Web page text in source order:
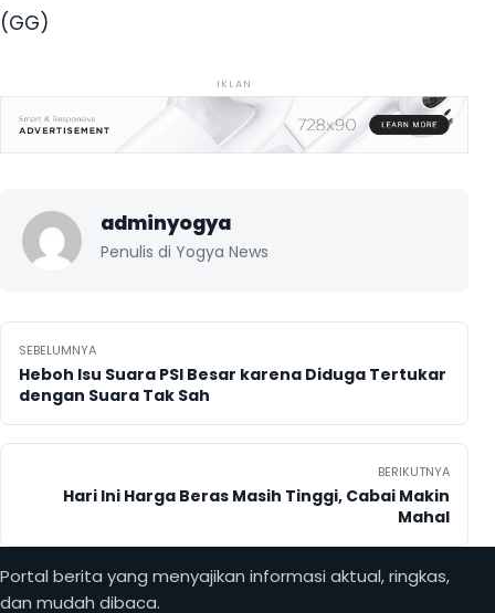
(GG)
IKLAN
adminyogya
Penulis di Yogya News
Navigasi pos
SEBELUMNYA
Heboh Isu Suara PSI Besar karena Diduga Tertukar
dengan Suara Tak Sah
BERIKUTNYA
Hari Ini Harga Beras Masih Tinggi, Cabai Makin
Mahal
Portal berita yang menyajikan informasi aktual, ringkas,
dan mudah dibaca.